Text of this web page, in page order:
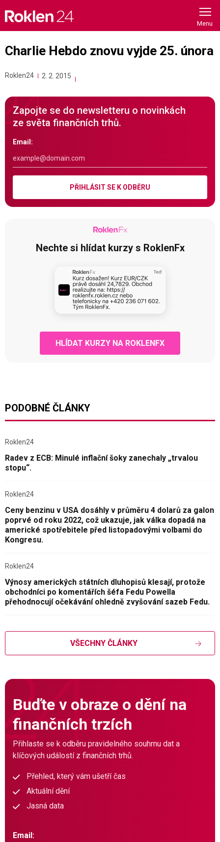
content
Charlie Hebdo znovu vyjde 25. února
Roklen24 2. 2. 2015
Zapojte se do newsletteru o novinkách
ze světa finančních trhů.
Email:
PŘIHLÁSIT SE K ODBĚRU
Nechte si hlídat kurzy s RoklenFx
HLÍDAT KURZY NA ROKLENFX
PODOBNÉ ČLÁNKY
Roklen24
Radev z ECB: Minulé inflační šoky zanechaly „trvalou
stopu“.
Roklen24
Ceny benzinu v USA dosáhly v průměru 4 dolarů za galon
poprvé od roku 2022, což ukazuje, jak válka dopadá na
americké spotřebitele před listopadovými volbami do
Kongresu.
Roklen24
Výnosy amerických státních dluhopisů klesají, protože
obchodníci po komentářích šéfa Fedu Powella
přehodnocují očekávání ohledně zvyšování sazeb Fedu.
VŠECHNY ČLÁNKY
Buďte v obraze o dění na
finančních trzích
Přihlaste se k odběru pravidelného souhrnu dat a
klíčových událostí z finančních trhů.
Přehled, který vám ušetří čas
Aktuální dění
Jasná data
Email: